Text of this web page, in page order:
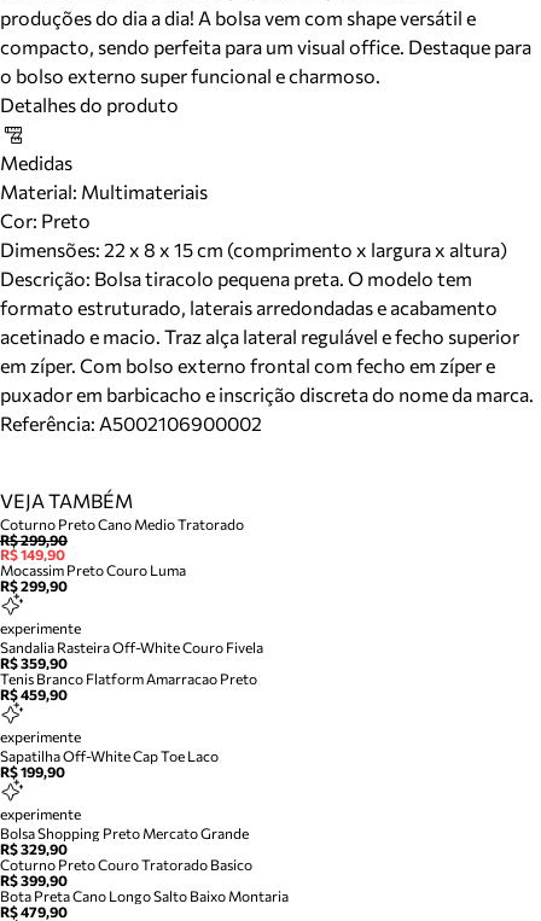
produções do dia a dia! A bolsa vem com shape versátil e
compacto, sendo perfeita para um visual office. Destaque para
o bolso externo super funcional e charmoso.
Detalhes do produto
Medidas
Material: Multimateriais
Cor: Preto
Dimensões: 22 x 8 x 15 cm (comprimento x largura x altura)
Descrição: Bolsa tiracolo pequena preta. O modelo tem
formato estruturado, laterais arredondadas e acabamento
acetinado e macio. Traz alça lateral regulável e fecho superior
em zíper. Com bolso externo frontal com fecho em zíper e
puxador em barbicacho e inscrição discreta do nome da marca.
Referência: A5002106900002
VEJA TAMBÉM
Coturno Preto Cano Medio Tratorado
R$ 299,90
R$ 149,90
Mocassim Preto Couro Luma
R$ 299,90
experimente
Sandalia Rasteira Off-White Couro Fivela
R$ 359,90
Tenis Branco Flatform Amarracao Preto
R$ 459,90
experimente
Sapatilha Off-White Cap Toe Laco
R$ 199,90
experimente
Bolsa Shopping Preto Mercato Grande
R$ 329,90
Coturno Preto Couro Tratorado Basico
R$ 399,90
Bota Preta Cano Longo Salto Baixo Montaria
R$ 479,90